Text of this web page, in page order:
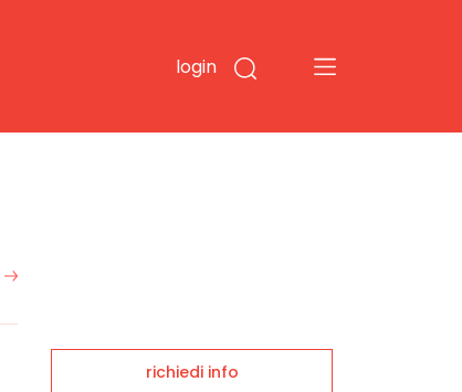
login
richiedi info